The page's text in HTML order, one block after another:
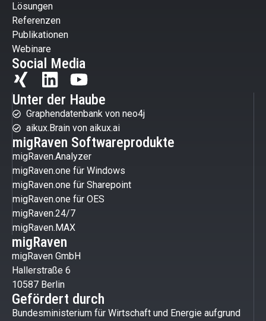
Lösungen
Referenzen
Publikationen
Webinare
Social Media
Unter der Haube
Graphendatenbank von neo4j
aikux.Brain von aikux.ai
migRaven Softwareprodukte
migRaven.Analyzer
migRaven.one für Windows
migRaven.one für Sharepoint
migRaven.one für OES
migRaven.24/7
migRaven.MAX
migRaven
migRaven GmbH
Hallerstraße 6
10587 Berlin
Gefördert durch
Bundesministerium für Wirtschaft und Energie aufgrund